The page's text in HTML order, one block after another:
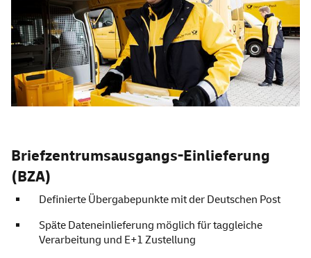
Briefzentrumsausgangs-Einlieferung
(BZA)
Definierte Übergabepunkte mit der Deutschen Post
Späte Dateneinlieferung möglich für taggleiche
Verarbeitung und E+1 Zustellung